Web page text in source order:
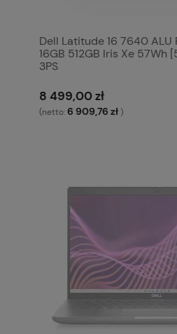
Dell Latitude 16 7640 ALU
16GB 512GB Iris Xe 57Wh
3PS
8 499,00 zł
(netto:6 909,76 zł )